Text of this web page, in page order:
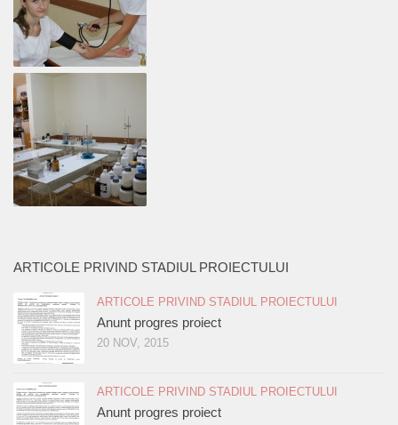
ARTICOLE PRIVIND STADIUL PROIECTULUI
ARTICOLE PRIVIND STADIUL PROIECTULUI
Anunt progres proiect
20 NOV, 2015
ARTICOLE PRIVIND STADIUL PROIECTULUI
Anunt progres proiect